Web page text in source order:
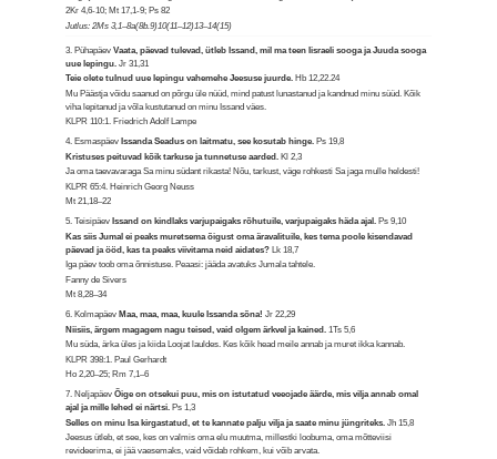
2Kr 4,6-10; Mt 17,1-9; Ps 82
Jutlus: 2Ms 3,1–8a(8b.9)10(11–12)13–14(15)
3. PühapäevVaata, päevad tulevad, ütleb Issand, mil ma teen Iisraeli sooga ja Juuda sooga
uue lepingu.Jr 31,31
Teie olete tulnud uue lepingu vahemehe Jeesuse juurde. Hb 12,22.24
Mu Päästja võidu saanud on põrgu üle nüüd, mind patust lunastanud ja kandnud minu süüd. Kõik
viha lepitanud ja võla kustutanud on minu Issand väes.
KLPR 110:1. Friedrich Adolf Lampe
4. Esmaspäev Issanda Seadus on laitmatu, see kosutab hinge. Ps 19,8
Kristuses peituvad kõik tarkuse ja tunnetuse aarded.Kl 2,3
Ja oma taevavaraga Sa minu südant rikasta! Nõu, tarkust, väge rohkesti Sa jaga mulle heldesti!
KLPR 65:4. Heinrich Georg Neuss
Mt 21,18–22
5. Teisipäev Issand on kindlaks varjupaigaks rõhutuile, varjupaigaks häda ajal. Ps 9,10
Kas siis Jumal ei peaks muretsema õigust oma äravalituile, kes tema poole kisendavad
päevad ja ööd, kas ta peaks viivitama neid aidates?Lk 18,7
Iga päev toob oma õnnistuse. Peaasi: jääda avatuks Jumala tahtele.
Fanny de Sivers
Mt 8,28–34
6. Kolmapäev Maa, maa, maa, kuule Issanda sõna!Jr 22,29
Niisiis, ärgem magagem nagu teised, vaid olgem ärkvel ja kained.1Ts 5,6
Mu süda, ärka üles ja kiida Loojat lauldes. Kes kõik head meile annab ja muret ikka kannab.
KLPR 398:1. Paul Gerhardt
Ho 2,20–25; Rm 7,1–6
7. NeljapäevÕige on otsekui puu, mis on istutatud veeojade äärde, mis vilja annab omal
ajal ja mille lehed ei närtsi. Ps 1,3
Selles on minu Isa kirgastatud, et te kannate palju vilja ja saate minu jüngriteks.Jh 15,8
Jeesus ütleb, et see, kes on valmis oma elu muutma, millestki loobuma, oma mõtteviisi
revideerima, ei jää vaesemaks, vaid võidab rohkem, kui võib arvata.